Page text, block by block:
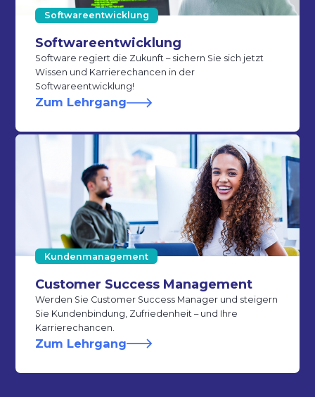
Softwareentwicklung
Software regiert die Zukunft – sichern Sie sich jetzt
Wissen und Karrierechancen in der
Softwareentwicklung!
Zum Lehrgang
Softwareentwicklung
Customer Success Management
Werden Sie Customer Success Manager und steigern
Sie Kundenbindung, Zufriedenheit – und Ihre
Karrierechancen.
Zum Lehrgang
Kundenmanagement